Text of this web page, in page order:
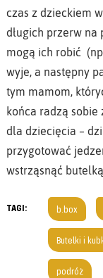
czas z dzieckiem
długich przerw na
mogą ich robić
wyje, a następny
tym mamom,
końca radzą sobie
dla dziecięcia –
przygotować
wstrząsnąć
TAGI: b.box
Butelki i
podróż